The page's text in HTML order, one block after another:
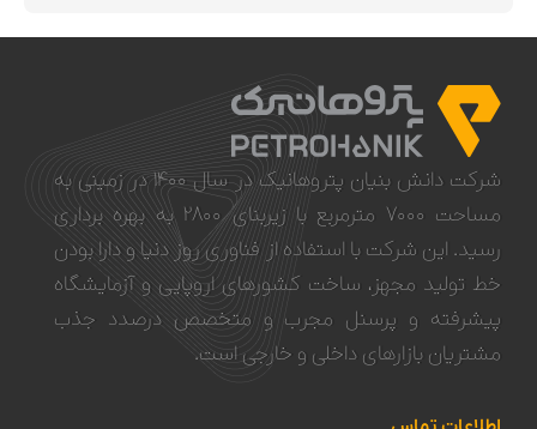
شرکت دانش بنیان پتروهانیک در سال ۱۴۰۰ در زمینی به
مساحت ۷۰۰۰ مترمربع با زیربنای ۲۸۰۰ به بهره برداری
رسید. این شرکت با استفاده از فناوری روز دنیا و دار‌‌ا‌‌‌‌‌‌‌‌ بودن
خط تولید مجهز، ساخت کشورهای اروپایی و آزمایشگاه
پیشرفته و پرسنل مجرب و متخصص درصدد جذب
مشتریان بازارهای داخلی و خارجی است.